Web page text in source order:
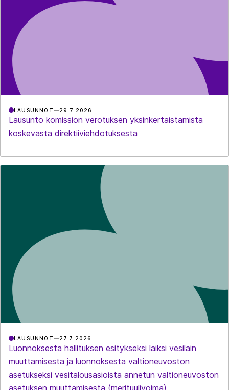
LAUSUNNOT 29.7.2026
Lausunto komission verotuksen yksinkertaistamista
koskevasta direktiiviehdotuksesta
LAUSUNNOT 27.7.2026
Luonnoksesta hallituksen esitykseksi laiksi vesilain
muuttamisesta ja luonnoksesta valtioneuvoston
asetukseksi vesitalousasioista annetun valtioneuvoston